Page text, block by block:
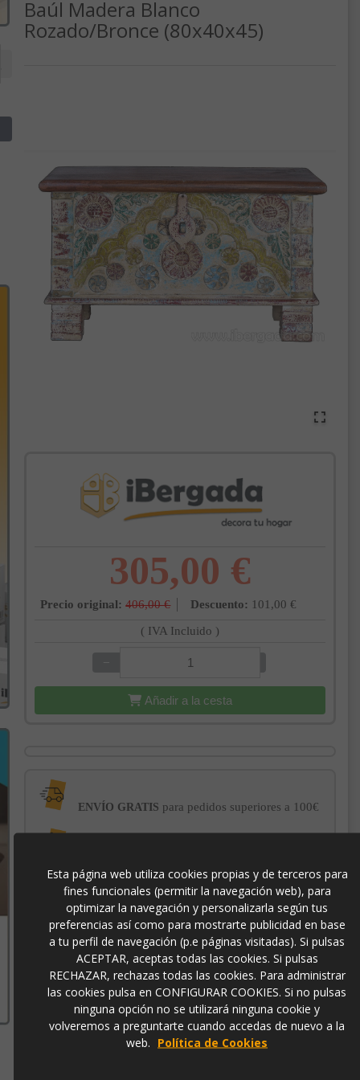
Baúl Madera Blanco
Rozado/Bronce (80x40x45)
305,00 €
Precio original: 406,00 € Descuento: 101,00 €
( IVA Incluido )
−
Añadir a la cesta
ENVÍO GRATIS para pedidos superiores a 100€
de garantía Trusted Shops
-3% DE DESCUENTO EXTRA
para pagos con
transferencia bancaria
6645
Esta página web utiliza cookies propias y de terceros para
fines funcionales (permitir la navegación web), para
optimizar la navegación y personalizarla según tus
preferencias así como para mostrarte publicidad en base
a tu perfil de navegación (p.e páginas visitadas). Si pulsas
ACEPTAR, aceptas todas las cookies. Si pulsas
RECHAZAR, rechazas todas las cookies. Para administrar
las cookies pulsa en CONFIGURAR COOKIES. Si no pulsas
ninguna opción no se utilizará ninguna cookie y
volveremos a preguntarte cuando accedas de nuevo a la
web. Política de Cookies